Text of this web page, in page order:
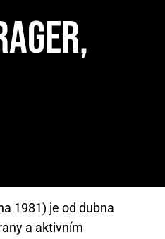
1981) je od dubna
a aktivním